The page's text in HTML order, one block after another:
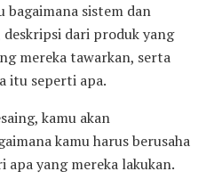
bagaimana sistem dan
dari produk yang
mereka tawarkan, serta
itu seperti apa.
kamu akan
kamu harus berusaha
yang mereka lakukan.